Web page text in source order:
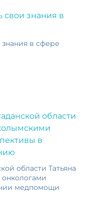
в сфере
области Татьяна
медпомощи